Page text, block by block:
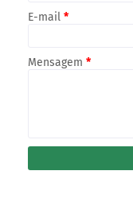
E-mail *
Mensagem *